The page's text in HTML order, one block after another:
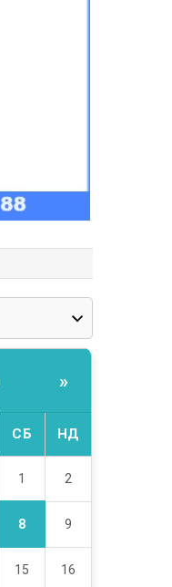
»
СБ НД
1 2
8 9
15 16